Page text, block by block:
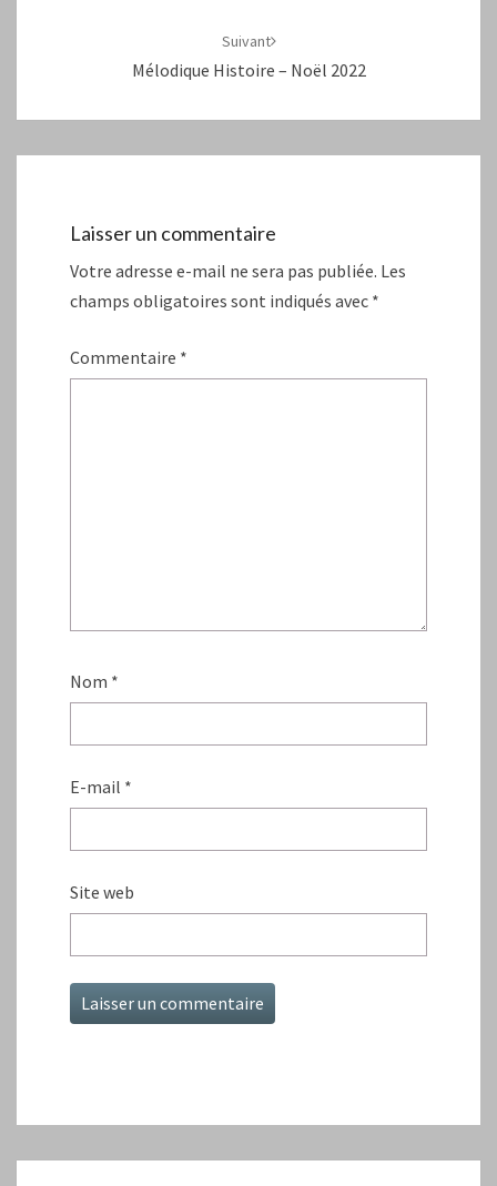
Suivant
Mélodique Histoire – Noël 2022
Laisser un commentaire
Votre adresse e-mail ne sera pas publiée. Les
champs obligatoires sont indiqués avec *
Commentaire *
Nom *
E-mail *
Site web